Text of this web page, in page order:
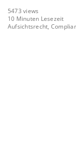
5473 views
10 Minuten Lesezeit
Aufsichtsrecht,